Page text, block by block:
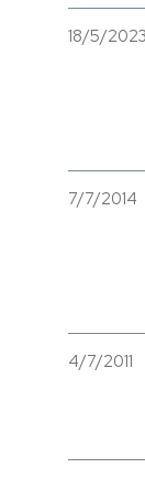
I MIEI
AREA
18/5/2023
7/7/2014
4/7/2011